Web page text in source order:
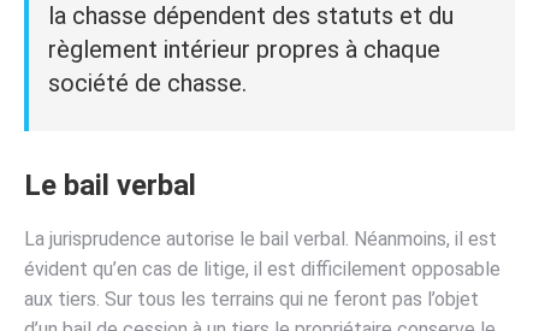
la chasse dépendent des statuts et du
règlement intérieur propres à chaque
société de chasse.
Le bail verbal
La jurisprudence autorise le bail verbal. Néanmoins, il est
évident qu’en cas de litige, il est difficilement opposable
aux tiers. Sur tous les terrains qui ne feront pas l’objet